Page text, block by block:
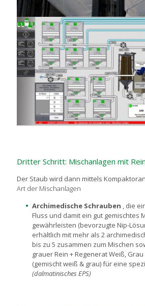
Dritter Schritt: Mischanlagen mit
Der Staub wird dann mittels
Art der Mischanlagen
Archimedische Schrauben , die
Fluss und damit ein gut gemischtes
gewährleisten (bevorzugte Nip-
erhältlich mit mehr als 2
bis zu 5 zusammen zum Mischen
grauer Rein + Regenerat Weiß,
(gemischt weiß & grau) für eine
(dalmatinisches EPS)